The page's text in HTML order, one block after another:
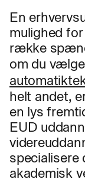
En
mulighed
række
om du
helt andet,
en lys
EUD
specialisere
akademisk